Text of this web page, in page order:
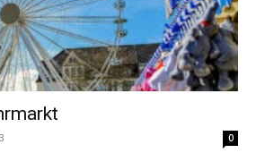
0